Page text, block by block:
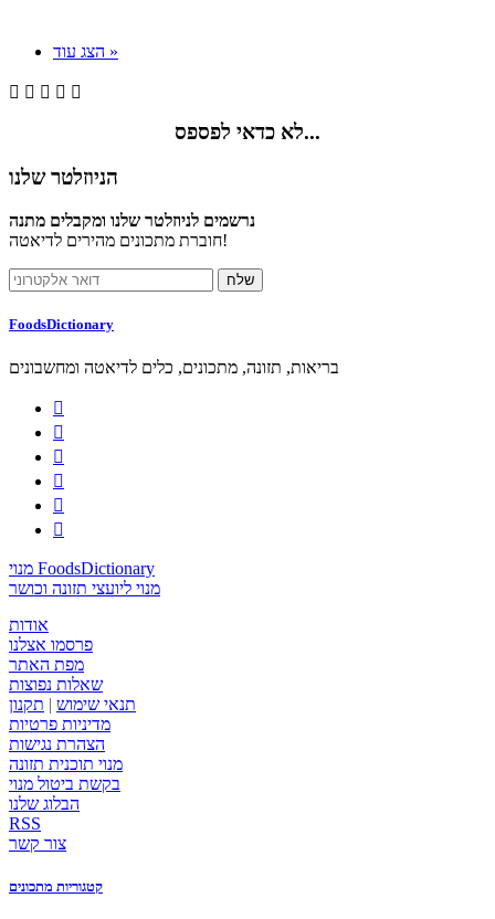
הצג עוד »
    
לא כדאי לפספס...
הניוזלטר שלנו
נרשמים לניוזלטר שלנו ומקבלים מתנה
חוברת מתכונים מהירים לדיאטה!
FoodsDictionary
בריאות, תזונה, מתכונים, כלים לדיאטה ומחשבונים






מנוי FoodsDictionary
מנוי ליועצי תזונה וכושר
אודות
פרסמו אצלנו
מפת האתר
שאלות נפוצות
תנאי שימוש | תקנון
מדיניות פרטיות
הצהרת נגישות
מנוי תוכנית תזונה
בקשת ביטול מנוי
הבלוג שלנו
RSS
צור קשר
קטגוריות מתכונים